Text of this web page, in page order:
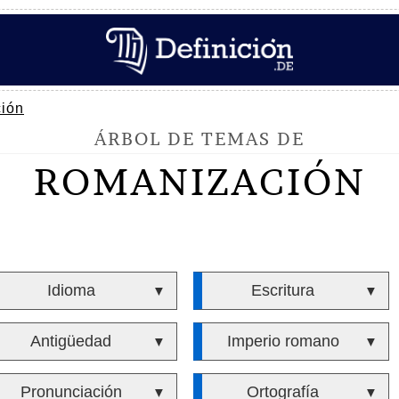
ÁRBOL DE TEMAS DE
ROMANIZACIÓN
Idioma ▼ Escritura ▼
Antigüedad ▼ Imperio romano ▼
Pronunciación ▼ Ortografía ▼